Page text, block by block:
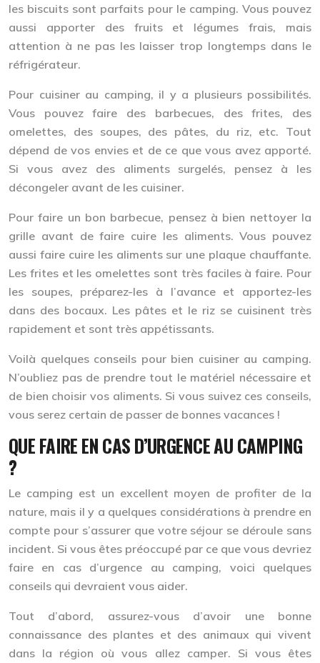
les biscuits sont parfaits pour le camping. Vous pouvez
aussi apporter des fruits et légumes frais, mais
attention à ne pas les laisser trop longtemps dans le
réfrigérateur.
Pour cuisiner au camping, il y a plusieurs possibilités.
Vous pouvez faire des barbecues, des frites, des
omelettes, des soupes, des pâtes, du riz, etc. Tout
dépend de vos envies et de ce que vous avez apporté.
Si vous avez des aliments surgelés, pensez à les
décongeler avant de les cuisiner.
Pour faire un bon barbecue, pensez à bien nettoyer la
grille avant de faire cuire les aliments. Vous pouvez
aussi faire cuire les aliments sur une plaque chauffante.
Les frites et les omelettes sont très faciles à faire. Pour
les soupes, préparez-les à l’avance et apportez-les
dans des bocaux. Les pâtes et le riz se cuisinent très
rapidement et sont très appétissants.
Voilà quelques conseils pour bien cuisiner au camping.
N’oubliez pas de prendre tout le matériel nécessaire et
de bien choisir vos aliments. Si vous suivez ces conseils,
vous serez certain de passer de bonnes vacances !
QUE FAIRE EN CAS D’URGENCE AU CAMPING
?
Le camping est un excellent moyen de profiter de la
nature, mais il y a quelques considérations à prendre en
compte pour s’assurer que votre séjour se déroule sans
incident. Si vous êtes préoccupé par ce que vous devriez
faire en cas d’urgence au camping, voici quelques
conseils qui devraient vous aider.
Tout d’abord, assurez-vous d’avoir une bonne
connaissance des plantes et des animaux qui vivent
dans la région où vous allez camper. Si vous êtes